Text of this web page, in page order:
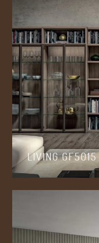
LIVING GF5015